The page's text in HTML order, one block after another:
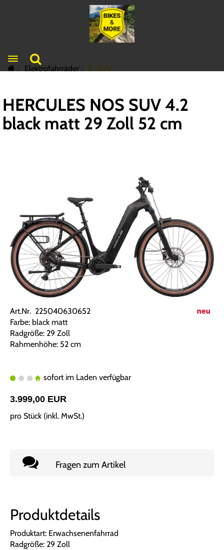
Toggle navigation
Elektrofahrräder
E-SUV
HERCULES NOS SUV 4.2
black matt 29 Zoll 52 cm
Art.Nr. 225040630652
Farbe: black matt
Radgröße: 29 Zoll
Rahmenhöhe: 52 cm
sofort im Laden verfügbar
3.999,00 EUR
pro Stück (inkl. MwSt.)
Fragen zum Artikel
Produktdetails
Produktart: Erwachsenenfahrrad
Radgröße: 29 Zoll